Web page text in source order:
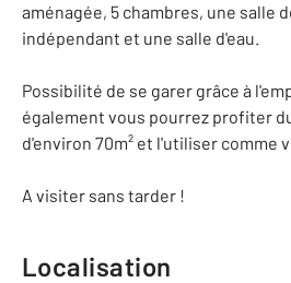
aménagée, 5 chambres, une salle
indépendant et une salle d'eau.
Possibilité de se garer grâce à
également vous pourrez profiter
d'environ 70m² et l'utiliser comme
A visiter sans tarder !
Localisation